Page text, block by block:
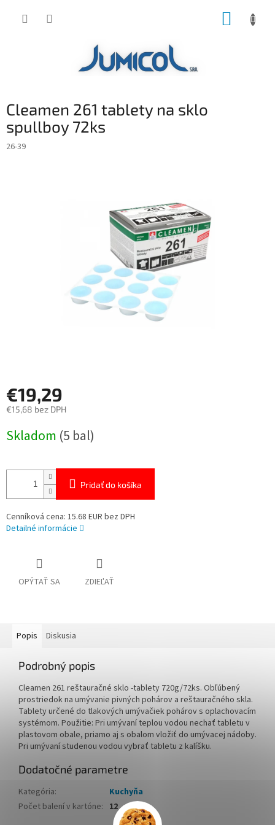
Cleamen 261 tablety na sklo
spullboy 72ks
26-39
€19,29
€15,68 bez DPH
cena:
Skladom (5 bal)
Pridať do košíka
Cenníková cena: 15.68 EUR bez DPH
Detailné informácie
OPÝTAŤ SA ZDIEĽAŤ
Popis Diskusia
Podrobný popis
Cleamen 261 reštauračné sklo -tablety 720g/72ks. Obľúbený
prostriedok na umývanie pivných pohárov a reštauračného skla.
Tablety určené do tlakových umývačiek pohárov s oplachovacím
systémom. Použitie: Pri umývaní teplou vodou nechať tabletu v
plastovom obale, priamo aj s obalom vložiť do umývacej nádoby.
Pri umývaní studenou vodou vybrať tabletu z kalíšku.
Dodatočné parametre
Kategória:
Kuchyňa
Počet balení v kartóne: 12